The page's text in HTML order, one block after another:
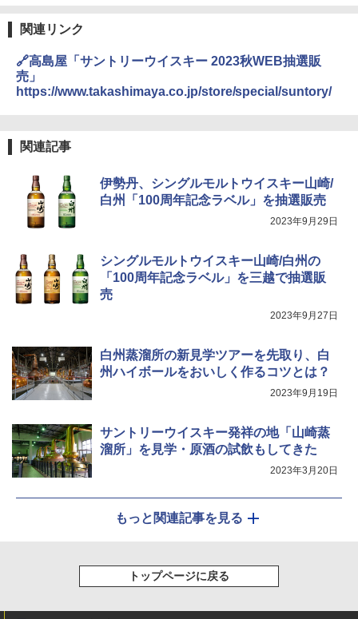
関連リンク
🔗高島屋「サントリーウイスキー 2023秋WEB抽選販
売」
https://www.takashimaya.co.jp/store/special/suntory/
関連記事
伊勢丹、シングルモルトウイスキー山崎/
白州「100周年記念ラベル」を抽選販売
2023年9月29日
シングルモルトウイスキー山崎/白州の
「100周年記念ラベル」を三越で抽選販
売
2023年9月27日
白州蒸溜所の新見学ツアーを先取り、白
州ハイボールをおいしく作るコツとは？
2023年9月19日
サントリーウイスキー発祥の地「山崎蒸
溜所」を見学・原酒の試飲もしてきた
2023年3月20日
もっと関連記事を見る
トップページに戻る